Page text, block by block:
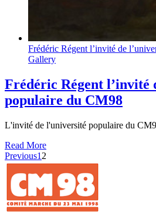
Frédéric Régent l’invité de
Gallery
Frédéric Régent l’invité
populaire du CM98
L'invité de l'université populaire du
Read More
Previous1 2